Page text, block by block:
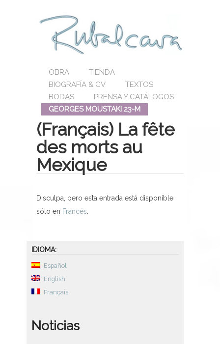
OBRA
TIENDA
BIOGRAFÍA & CV
TEXTOS
BODAS
PRENSA Y CATÁLOGOS
GEORGES MOUSTAKI 23-M
(Français) La fête
des morts au
Mexique
Disculpa, pero esta entrada está disponible
sólo en Francés.
IDIOMA:
Español
English
Français
Noticias